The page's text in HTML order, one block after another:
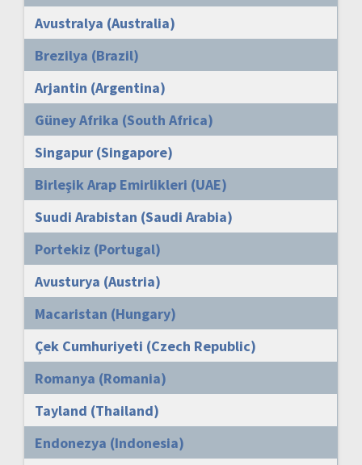
Avustralya (Australia)
Brezilya (Brazil)
Arjantin (Argentina)
Güney Afrika (South Africa)
Singapur (Singapore)
Birleşik Arap Emirlikleri (UAE)
Suudi Arabistan (Saudi Arabia)
Portekiz (Portugal)
Avusturya (Austria)
Macaristan (Hungary)
Çek Cumhuriyeti (Czech Republic)
Romanya (Romania)
Tayland (Thailand)
Endonezya (Indonesia)